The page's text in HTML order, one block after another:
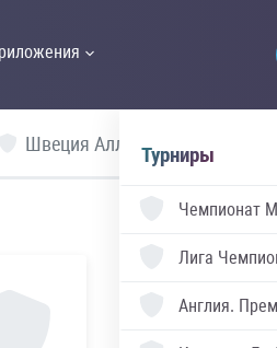
Швеция Аллсвенскан
Турниры
Чемпионат
Лига
Англия.